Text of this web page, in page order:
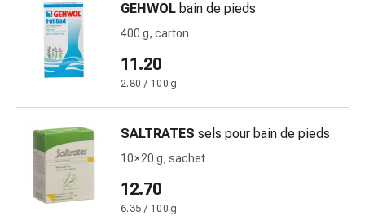
Bandes
compression
Pansements
de
pansement,
tapes
accessoires
Pansements
GEHWOL bain de pieds
400 g, carton
11.20
2.80 / 100 g
SALTRATES sels pour bain de pieds
10 × 20 g, sachet
12.70
6.35 / 100 g